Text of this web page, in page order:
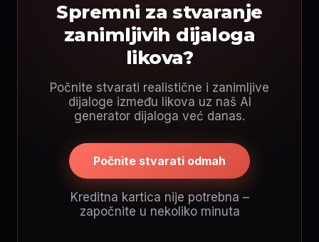
Spremni za stvaranje
zanimljivih dijaloga
likova?
Počnite stvarati realistične i zanimljive
dijaloge između likova uz naš AI
generator dijaloga već danas.
Počnite stvarati odmah
Kreditna kartica nije potrebna –
započnite u nekoliko minuta